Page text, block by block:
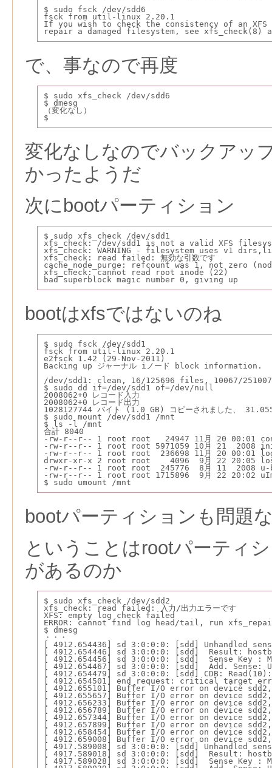
$ sudo fsck /dev/sdd6
fsck from util-linux 2.20.1
If you wish to check the consistency of an
repair a damaged filesystem, see xfs_check(8)
で、事なので再度
$ sudo xfs_check /dev/sdd6
$ dmesg
（変化なし）
$
変化なしなのでバックアッ
かったようだ
次にbootパーティション
$ sudo xfs_check /dev/sdd1
xfs_check: /dev/sdd1 is not a valid XFS
xfs_check: WARNING - filesystem uses v1
xfs_check: read failed: 無効な引数です
cache_node_purge: refcount was 1, not zero
xfs_check: cannot read root inode (22)
bad superblock magic number 0, giving up
bootはxfsではないのね
$ sudo fsck /dev/sdd1
fsck from util-linux 2.20.1
e2fsck 1.42 (29-Nov-2011)
Backing up ジャーナル iノード block information.
/dev/sdd1: clean, 16/125696 files, 10067/
$ sudo dd if=/dev/sdd1 of=/dev/null
2008062+0 レコード入力
2008062+0 レコード出力
1028127744 バイト (1.0 GB) コピーされました、
$ sudo mount /dev/sdd1 /mnt
$ ls -l /mnt
合計 8040
-rw-r--r-- 1 root root   24947 11月 20 00:01
-rw-r--r-- 1 root root 5971059 10月 21  2008
-rw-r--r-- 1 root root  236698 11月 20 00:01
drwxr-xr-x 2 root root    4096  9月 22 20:05
-rw-r--r-- 1 root root  245776  8月 11  2008
-rw-r--r-- 1 root root 1715896  9月 22 20:02
$ sudo umount /mnt
bootパーティションも問題
ということはrootパーティ
があるのか
$ sudo xfs_check /dev/sdd2
xfs_check: read failed: 入力/出力エラーです
XFS: empty log check failed
ERROR: cannot find log head/tail, run
$ dmesg
・・・
[ 4912.654436] sd 3:0:0:0: [sdd] Unhandled
[ 4912.654446] sd 3:0:0:0: [sdd]  Result:
[ 4912.654456] sd 3:0:0:0: [sdd]  Sense Key :
[ 4912.654467] sd 3:0:0:0: [sdd]  Add. Sense:
[ 4912.654479] sd 3:0:0:0: [sdd] CDB:
[ 4912.654501] end_request: critical target
[ 4912.655101] Buffer I/O error on device
[ 4912.655657] Buffer I/O error on device
[ 4912.656233] Buffer I/O error on device
[ 4912.656789] Buffer I/O error on device
[ 4912.657344] Buffer I/O error on device
[ 4912.657899] Buffer I/O error on device
[ 4912.658454] Buffer I/O error on device
[ 4912.659008] Buffer I/O error on device
[ 4917.589008] sd 3:0:0:0: [sdd] Unhandled
[ 4917.589018] sd 3:0:0:0: [sdd]  Result:
[ 4917.589028] sd 3:0:0:0: [sdd]  Sense Key :